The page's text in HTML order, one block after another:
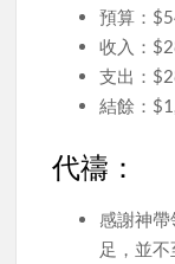
預算：
收入：
支出：
結餘：
代禱：
感謝神
足，並不